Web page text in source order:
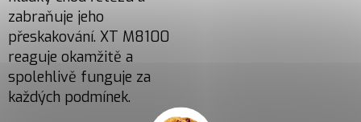
zabraňuje jeho
přeskakování. XT M8100
reaguje okamžitě a
spolehlivě funguje za
každých podmínek.